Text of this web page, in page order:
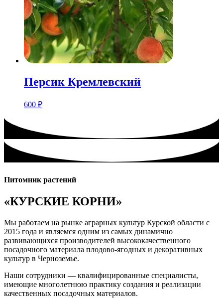
Персик Кремлевский
600 ₽
Питомник растений
«КУРСКИЕ КОРНИ»
Мы работаем на рынке аграрных культур Курской области с
2015 года и являемся одним из самых динамично
развивающихся производителей высококачественного
посадочного материала плодово-ягодных и декоративных
культур в Черноземье.
Наши сотрудники — квалифицированные специалисты,
имеющие многолетнюю практику создания и реализации
качественных посадочных материалов.